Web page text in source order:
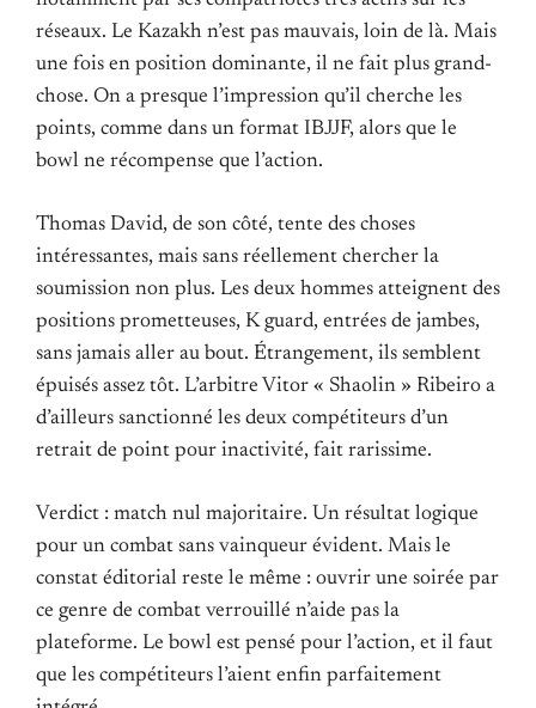
réseaux. Le Kazakh n’est pas mauvais, loin de là. Mais
une fois en position dominante, il ne fait plus grand-
chose. On a presque l’impression qu’il cherche les
points, comme dans un format IBJJF, alors que le
bowl ne récompense que l’action.
Thomas David, de son côté, tente des choses
intéressantes, mais sans réellement chercher la
soumission non plus. Les deux hommes atteignent des
positions prometteuses, K guard, entrées de jambes,
sans jamais aller au bout. Étrangement, ils semblent
épuisés assez tôt. L’arbitre Vitor « Shaolin » Ribeiro a
d’ailleurs sanctionné les deux compétiteurs d’un
retrait de point pour inactivité, fait rarissime.
Verdict : match nul majoritaire. Un résultat logique
pour un combat sans vainqueur évident. Mais le
constat éditorial reste le même : ouvrir une soirée par
ce genre de combat verrouillé n’aide pas la
plateforme. Le bowl est pensé pour l’action, et il faut
que les compétiteurs l’aient enfin parfaitement